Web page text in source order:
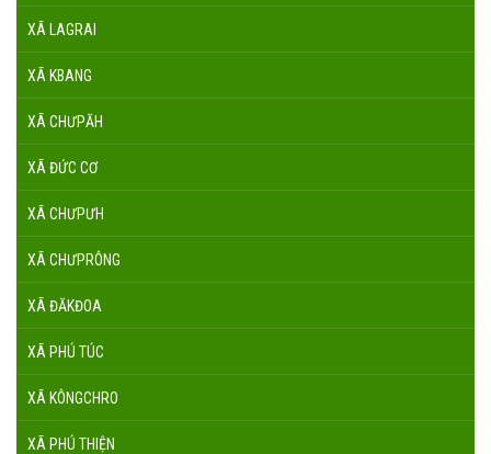
XÃ LAGRAI
XÃ KBANG
XÃ CHƯPĂH
XÃ ĐỨC CƠ
XÃ CHƯPƯH
XÃ CHƯPRÔNG
XÃ ĐĂKĐOA
XÃ PHÚ TÚC
XÃ KÔNGCHRO
XÃ PHÚ THIỆN